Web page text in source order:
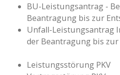
BU-Leistungsantrag -
Beantragung bis zur
Unfall-Leistungsantrag
der Beantragung bis
Leistungsstörung PKV